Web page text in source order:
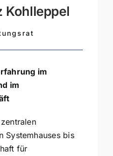
Kohlleppel
im
im
Systemhauses bis
für